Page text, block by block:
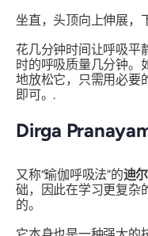
坐直，头顶向上伸展，
花几分钟时间让呼吸平
时的呼吸质量几分钟。
地放松它，只需用必要
即可。.
Dirga
又称“瑜伽呼吸法”的迪
础，因此在学习更复杂
的。